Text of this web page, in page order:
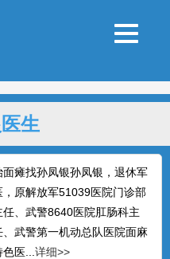
生
面瘫找孙凤银孙凤银，退休军
，原解放军51039医院门诊部
任、武警8640医院肛肠科主
、武警第一机动总队医院面麻
医... 详细>>